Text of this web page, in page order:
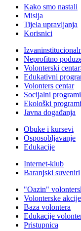
Kako smo nastali
Misija
Tijela upravljanja
Korisnici
Neprofitno
Volonterski centar
Edukativni
Volonters centar
Socijalni programi
Ekološki programi
Javna događanja
Obuke i kursevi
Osposobljavanje
Edukacije
Internet-klub
Baranjski suveniri
"Oazin"
Volonterske akcije
Baza volontera
Edukacije
Pristupnica